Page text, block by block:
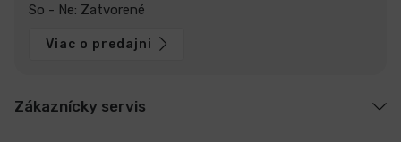
So - Ne: Zatvorené
Viac o predajni
Zákaznícky servis